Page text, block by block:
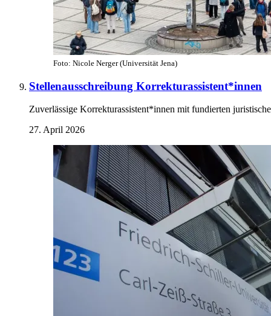
Foto: Nicole Nerger (Universität Jena)
Stellenausschreibung Korrekturassistent*innen
Zuverlässige Korrekturassistent*innen mit fundierten
27. April 2026